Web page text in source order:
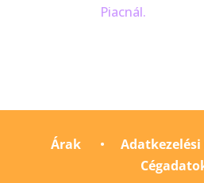
Piacnál.
Árak •